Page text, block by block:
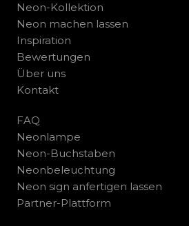
Neon-Kollektion
Neon machen lassen
Inspiration
Bewertungen
Über uns
Kontakt
FAQ
Neonlampe
Neon-Buchstaben
Neonbeleuchtung
Neon sign anfertigen lassen
Partner-Plattform